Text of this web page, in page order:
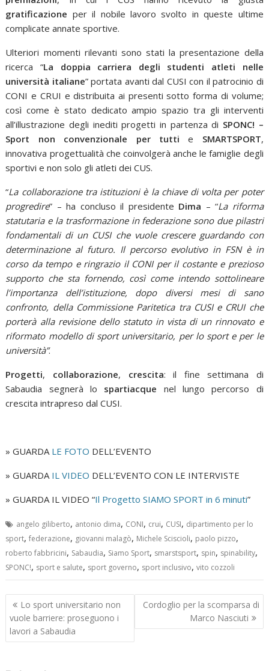
gratificazione per il nobile lavoro svolto in queste ultime
complicate annate sportive.
Ulteriori momenti rilevanti sono stati la presentazione della
ricerca “La doppia carriera degli studenti atleti nelle
università italiane” portata avanti dal CUSI con il patrocinio di
CONI e CRUI e distribuita ai presenti sotto forma di volume;
così come è stato dedicato ampio spazio tra gli interventi
all’illustrazione degli inediti progetti in partenza di SPONC! –
Sport non convenzionale per tutti e SMARTSPORT,
innovativa progettualità che coinvolgerà anche le famiglie degli
sportivi e non solo gli atleti dei CUS.
“La collaborazione tra istituzioni è la chiave di volta per poter
progredire” – ha concluso il presidente Dima – “La riforma
statutaria e la trasformazione in federazione sono due pilastri
fondamentali di un CUSI che vuole crescere guardando con
determinazione al futuro. Il percorso evolutivo in FSN è in
corso da tempo e ringrazio il CONI per il costante e prezioso
supporto che sta fornendo, così come intendo sottolineare
l’importanza dell’istituzione, dopo diversi mesi di sano
confronto, della Commissione Paritetica tra CUSI e CRUI che
porterà alla revisione dello statuto in vista di un rinnovato e
riformato modello di sport universitario, per lo sport e per le
università”.
Progetti, collaborazione, crescita: il fine settimana di
Sabaudia segnerà lo spartiacque nel lungo percorso di
crescita intrapreso dal CUSI.
» GUARDA LE FOTO DELL’EVENTO
» GUARDA IL VIDEO DELL’EVENTO CON LE INTERVISTE
» GUARDA IL VIDEO “Il Progetto SIAMO SPORT in 6 minuti”
angelo giliberto, antonio dima, CONI, crui, CUSI, dipartimento per lo
sport,federazione, giovanni malagò, Michele Sciscioli, paolo pizzo,
roberto fabbricini, Sabaudia, Siamo Sport, smarstsport, spin, spinability,
SPONC!, sport e salute, sport governo, sport inclusivo,vito cozzoli
Navigazione
articoli
Lo sport universitario non
vuole barriere: proseguono i
lavori a Sabaudia
Cordoglio per la scomparsa di
Marco Nasciuti